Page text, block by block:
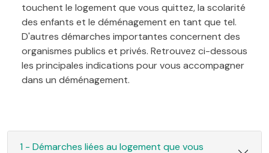
touchent le logement que vous quittez, la scolarité
des enfants et le déménagement en tant que tel.
D'autres démarches importantes concernent des
organismes publics et privés. Retrouvez ci-dessous
les principales indications pour vous accompagner
dans un déménagement.
1 - Démarches liées au logement que vous